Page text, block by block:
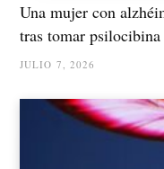
Una mujer con
tras tomar psilocibina
JULIO 7, 2026